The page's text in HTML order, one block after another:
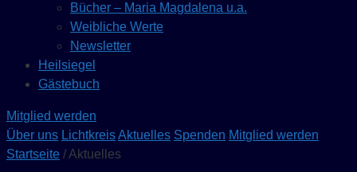
Bücher – Maria Magdalena u.a.
Weibliche Werte
Newsletter
Heilsiegel
Gästebuch
Mitglied werden
Über uns LichtkreisAktuelles Spenden Mitglied werden
Startseite / Aktuelles